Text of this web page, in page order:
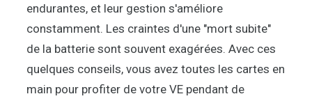
endurantes, et leur gestion s'améliore
constamment. Les craintes d'une "mort subite"
de la batterie sont souvent exagérées. Avec ces
quelques conseils, vous avez toutes les cartes en
main pour profiter de votre VE pendant de